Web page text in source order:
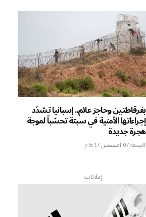
بفرقاطتين وحاجز عائم.. إسبانيا تشدّد
إجراءاتها الأمنية في سبتة تحسّباً لموجة
هجرة جديدة
الجمعة 07 أغسطس 5:17 م
إعلانات